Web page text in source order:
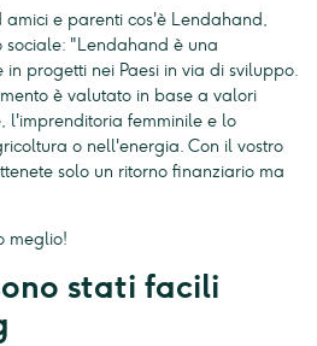
e parenti cos'è Lendahand,
"Lendahand è una
in progetti nei Paesi in via di sviluppo.
è valutato in base a valori
l'imprenditoria femminile e lo
o nell'energia. Con il vostro
solo un ritorno finanziario ma
meglio!
stati facili